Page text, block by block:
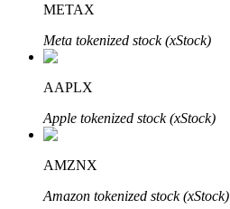
METAX
Meta tokenized stock (xStock)
AAPLX
Apple tokenized stock (xStock)
AMZNX
Amazon tokenized stock (xStock)